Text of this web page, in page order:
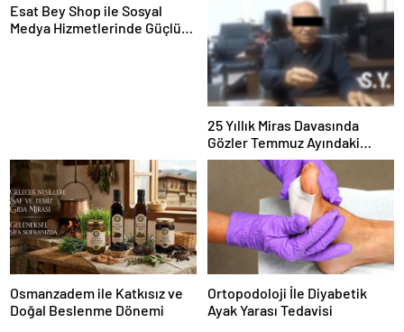
Esat Bey Shop ile Sosyal
Medya Hizmetlerinde Güçlü
25 Yıllık Miras Davasında
Gözler Temmuz Ayındaki
Karar Duruşmasına Çevrildi
Osmanzadem ile Katkısız ve
Doğal Beslenme Dönemi
Ortopodoloji İle Diyabetik
Ayak Yarası Tedavisi